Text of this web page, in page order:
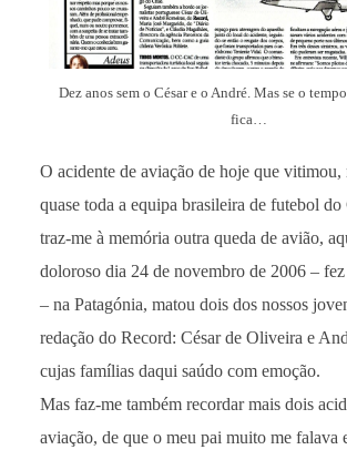
Dez anos sem o César e o André. Mas se o
fica…
O acidente de aviação de hoje que vitimou,
quase toda a equipa brasileira de futebol do
traz-me à memória outra queda de avião,
doloroso dia 24 de novembro de 2006 –
– na Patagónia, matou dois dos nossos
redação do Record: César de Oliveira e
cujas famílias daqui saúdo com emoção.
Mas faz-me também recordar mais dois
aviação, de que o meu pai muito me falava